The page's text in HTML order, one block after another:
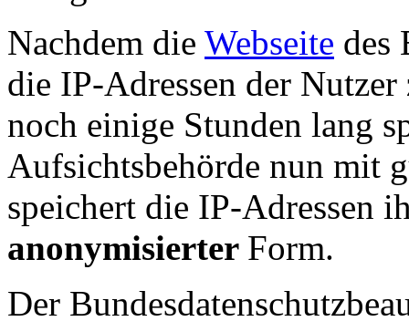
Nachdem die Webseite des
die IP-Adressen der Nutzer
noch einige Stunden lang
Aufsichtsbehörde nun mit
speichert die IP-Adressen
anonymisierter Form.
Der